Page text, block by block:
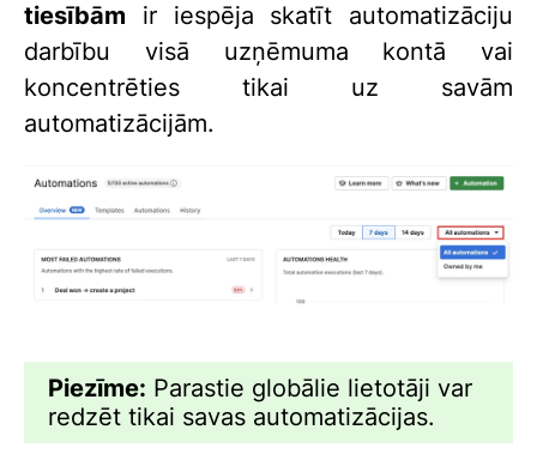
tiesībām ir iespēja skatīt automatizāciju
darbību visā uzņēmuma kontā vai
koncentrēties tikai uz savām
automatizācijām.
Piezīme: Parastie globālie lietotāji var
redzēt tikai savas automatizācijas.